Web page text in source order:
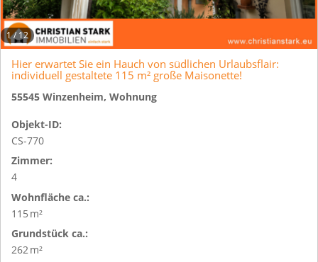
1/12
Hier erwartet Sie ein Hauch von südlichen Urlaubsflair:
individuell gestaltete 115 m² große Maisonette!
55545 Winzenheim, Wohnung
Objekt-ID:
CS-770
Zimmer:
4
Wohnfläche ca.:
115 m²
Grund­stück ca.:
262 m²